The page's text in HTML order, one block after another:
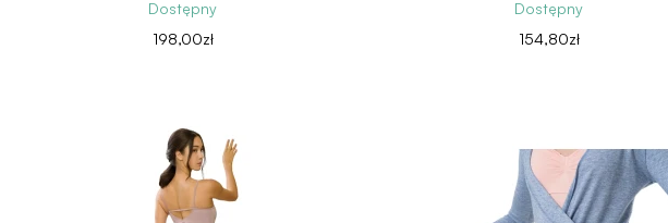
Dostępny
198,00zł
Dostępny
154,80zł